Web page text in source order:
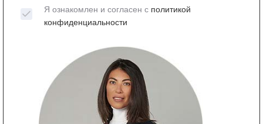
Я ознакомлен и согласен с политикой
конфиденциальности